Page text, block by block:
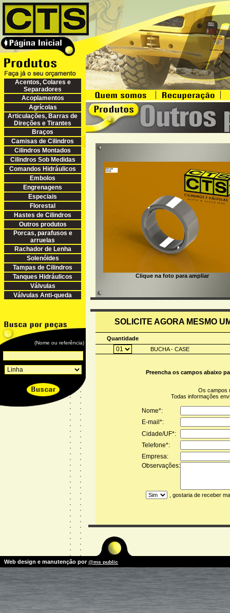
Acentos, Colares e
Separadores
Acoplamentos
Agrícolas
Articulações, Barras de
Direções e Tirantes
Braços
Camisas de Cilindros
Cilindros Montados
Cilindros Sob Medidas
Comandos Hidráulicos
Embolos
Engrenagens
Especiais
Florestal
Hastes de Cilindros
Outros produtos
Porcas, parafusos e
arruelas
Rachador de Lenha
Solenóides
Tampas de Cilindros
Tanques Hidráulicos
Válvulas
Válvulas Anti-queda
(Nome ou referência)
Clique na foto para ampliar
SOLICITE AGORA MESMO
Quantidade
BUCHA - CASE
Preencha os campos abaixo
Os
Todas informações
Nome*:
E-mail*:
Cidade/UF*:
Telefone*:
Empresa:
Observações:
, gostaria de receber
Web design e manutenção por@ms public